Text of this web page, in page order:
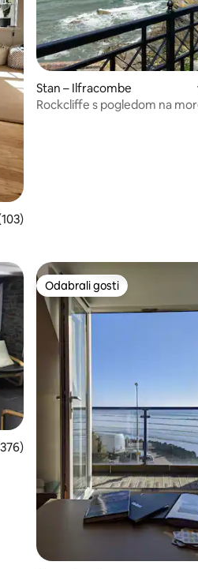
ocjena: 4,98/5, recenzija: 103
Stan – Ilfracombe
Rockcliffe s pogledom na
gosti”
ocjena: 4,91/5, recenzija: 376
Odabrali gosti
Odabrali gosti